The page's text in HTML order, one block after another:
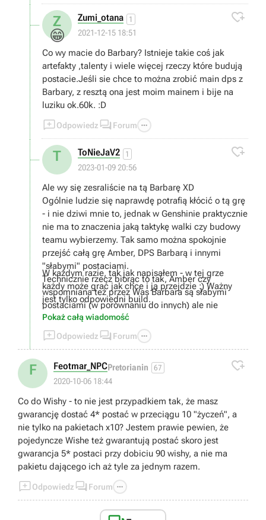
szansy trafienia postaci limitowanej. Losowanie
postsci w genshin to prosty mechanizm gacha i to w
jakim miejscu lub w jaki sposób robi się wishe nic
nie zmienia
Z
😁
Zumi_otana 1
2021-12-15 18:51

Co wy macie do Barbary? Istnieje takie coś jak
artefakty ,talenty i wiele więcej rzeczy które budują
postacie.Jeśli sie chce to można zrobić main dps z
Barbary, z resztą ona jest moim mainem i bije na
luziku ok.60k. :D
Odpowiedz  Forum 
T ToNieJaV2 1
2023-01-09 20:56

Ale wy się zesraliście na tą Barbarę XD
Ogólnie ludzie się naprawdę potrafią kłócić o tą grę
- i nie dziwi mnie to, jednak w Genshinie praktycznie
nie ma to znaczenia jaką taktykę walki czy budowy
teamu wybierzemy. Tak samo można spokojnie
przejść całą grę Amber, DPS Barbarą i innymi
"słabymi" postaciami.
Technicznie rzecz biorąc to tak, Amber czy
wspomniana też przez Was Barbara są słabymi
postaciami (w porównaniu do innych) ale nie
oznacza to że są całkowicie bezużyteczne. Mają
wady jak i zalety. Np. Barbara jest całkiem spoko
f2p postacią do dendro teamu :)
healowanie nie jest bezużyteczne, wręcz
przeciwnie.
Swoje już w tej grze przeżyłem i nie raz taka postać
byłą koniecznością.
Teamy robiące tylko DMG też działają ale
powiedział bym że to bardziej na end game, no
chyba że ktoś jest absolutnym no lifem i w dodatku
ma super szczęście do artefaktów oraz wishowania.
Obecnie najbardziej popularne jest używanie tarczy
jako ratunku w kiepskich sytuacjach.
Samych DPS i sub-dps używa sięraczej na end
W każdym razie, tak jak napisałem - w tej grze
każdy może grać jak chce i ją przejdzie :) Ważny
jest tylko odpowiedni build.
Pokaż całą wiadomość
Odpowiedz  Forum 
F Feotmar_NPCPretorianin 67
2020-10-06 18:44

Co do Wishy - to nie jest przypadkiem tak, że masz
gwarancję dostać 4* postać w przeciągu 10 "życzeń", a
nie tylko na pakietach x10? Jestem prawie pewien, że
pojedyncze Wishe też gwarantują postać skoro jest
gwarancja 5* postaci przy dobiciu 90 wishy, a nie ma
pakietu dającego ich aż tyle za jednym razem.
Odpowiedz  Forum 